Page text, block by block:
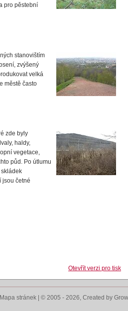
pro pěstební
stanovištím
zvýšený
velká
městě často
zde byly
haldy,
vegetace,
půd. Po útlumu
jsou četné
Otevřít verzi pro tisk
Mapa stránek| © 2005 - 2026, Created by